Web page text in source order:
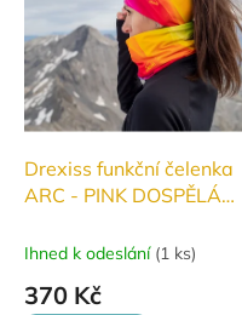
Drexiss funkční čelenka
ARC - PINK DOSPĚLÁ
Ihned k odeslání (1 ks)
370 Kč